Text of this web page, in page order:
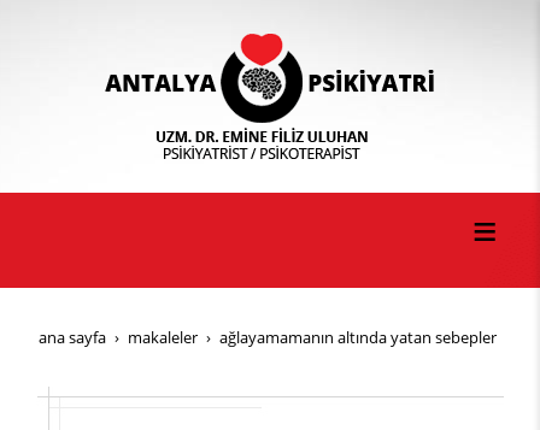
ana sayfa makaleler ağlayamamanın altında yatan sebepler